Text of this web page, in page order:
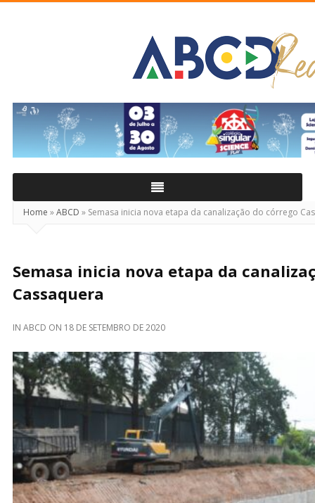
Real
Home »ABCD » Semasa inicia nova etapa da canalização do córrego
Semasa inicia nova etapa da
Cassaquera
IN ABCD ON 18 DE SETEMBRO DE 2020